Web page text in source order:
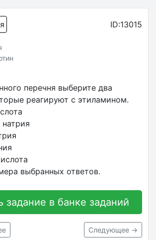
ID:13015
перечня выберите два
реагируют с этиламином.
выбранных ответов.
задание в банке заданий
Следующее →